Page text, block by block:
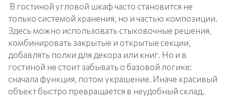
В гостиной угловой шкаф часто становится не
только системой хранения, но и частью композиции.
Здесь можно использовать стыковочные решения,
комбинировать закрытые и открытые секции,
добавлять полки для декора или книг. Но и в
гостиной не стоит забывать о базовой логике:
сначала функция, потом украшение. Иначе красивый
объект быстро превращается в неудобный склад.